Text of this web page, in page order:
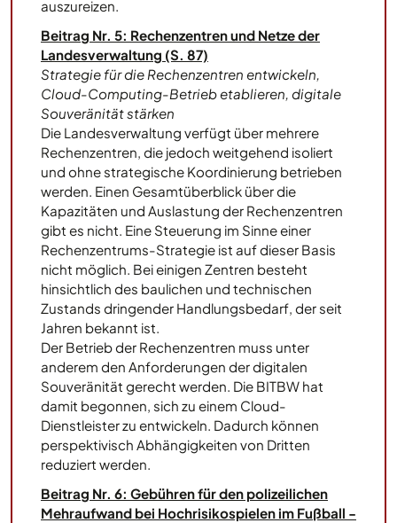
auszureizen.
Beitrag Nr. 5: Rechenzentren und Netze der
Landesverwaltung (S. 87)
Strategie für die Rechenzentren entwickeln,
Cloud-Computing-Betrieb etablieren, digitale
Souveränität stärken
Die Landesverwaltung verfügt über mehrere
Rechenzentren, die jedoch weitgehend isoliert
und ohne strategische Koordinierung betrieben
werden. Einen Gesamtüberblick über die
Kapazitäten und Auslastung der Rechenzentren
gibt es nicht. Eine Steuerung im Sinne einer
Rechenzentrums-Strategie ist auf dieser Basis
nicht möglich. Bei einigen Zentren besteht
hinsichtlich des baulichen und technischen
Zustands dringender Handlungsbedarf, der seit
Jahren bekannt ist.
Der Betrieb der Rechenzentren muss unter
anderem den Anforderungen der digitalen
Souveränität gerecht werden. Die BITBW hat
damit begonnen, sich zu einem Cloud-
Dienstleister zu entwickeln. Dadurch können
perspektivisch Abhängigkeiten von Dritten
reduziert werden.
Beitrag Nr. 6: Gebühren für den polizeilichen
Mehraufwand bei Hochrisikospielen im Fußball -